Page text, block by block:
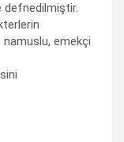
defnedilmiştir.
namuslu, emekçi